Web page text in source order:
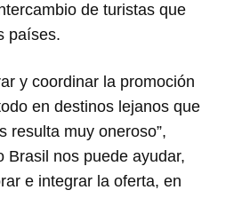
de turistas que
países.
y coordinar la promoción
en destinos lejanos que
resulta muy oneroso”,
Brasil nos puede ayudar,
e integrar la oferta, en